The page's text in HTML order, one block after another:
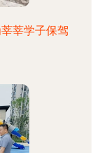
莘学子保驾